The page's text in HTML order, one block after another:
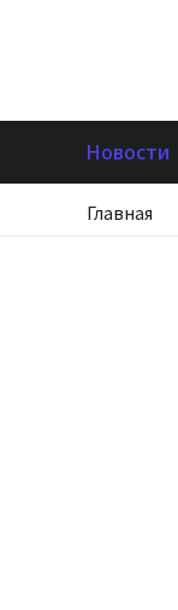
Новости
Главная